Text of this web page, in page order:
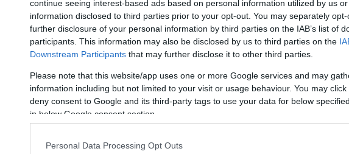
continue seeing interest-based ads based on personal information utilized by us
information disclosed to third parties prior to your opt-out. You may separately
further disclosure of your personal information by third parties on the IAB’s list of
participants. This information may also be disclosed by us to third parties on the
Downstream Participants that may further disclose it to other third parties.
Please note that this website/app uses one or more Google services and may
information including but not limited to your visit or usage behaviour. You may
deny consent to Google and its third-party tags to use your data for below
in below Google consent section.
Personal Data Processing Opt Outs
forma si presenti, non è altro che la manifestazione sul piano
energetico. Stress, traumi, incidenti, alimentazione, eventi
ambientali, danno origine a dei blocchi energetici e possono
Il trattamento Reiki ha come scopo quello di rimuovere questi
ristabilendo un corretto flusso energetico e l’armoniosa
e corpo.
in Giappone dal Dr. Usui intorno al 1920, la parola Reiki è formata
significa “l‘al di là” o “spirituale”, Ki “energia” o “forza vitale”. Nelle
il significato di Reiki è spesso definito come Energia Vitale